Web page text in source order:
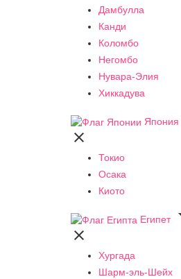
Дамбулла
Канди
Коломбо
Негомбо
Нувара-Элия
Хиккадува
Япония

Токио
Осака
Киото
Египет

Хургада
Шарм-эль-Шейх